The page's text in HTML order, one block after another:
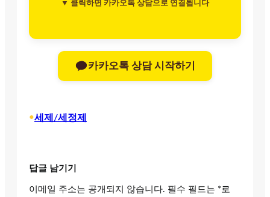
▼ 클릭하면 카카오톡 상담으로 연결됩니다
카카오톡 상담 시작하기
•세제/세정제
답글 남기기
이메일 주소는 공개되지 않습니다. 필수 필드는 *로